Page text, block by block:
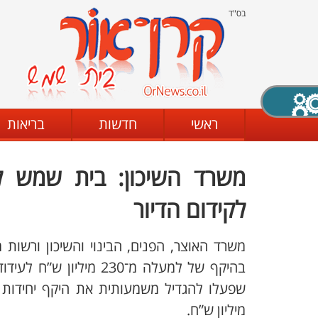
בס"ד
ראשי חדשות בריאות
משרד השיכון: בית שמש
לקידום הדיור
משרד האוצר, הפנים, הבינוי והשיכון
מיליון ש”ח.
X סגירה
מצב שחור - לבן קביעת ניגודיות